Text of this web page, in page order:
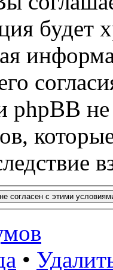
будет
phpBB не
•